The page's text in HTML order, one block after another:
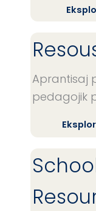
Aprantisaj
pedagojik